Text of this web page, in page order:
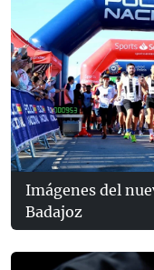
Imágenes del
Badajoz